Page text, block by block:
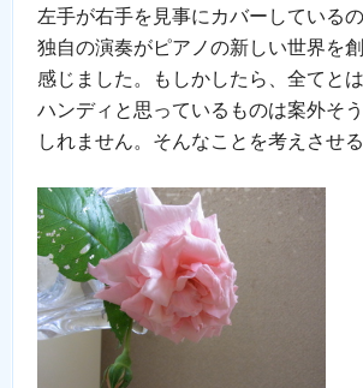
左手が右手を見事にカバーしている
独自の演奏がピアノの新しい世界を
感じました。もしかしたら、全てとは
ハンディと思っているものは案外そ
しれません。そんなことを考えさせる